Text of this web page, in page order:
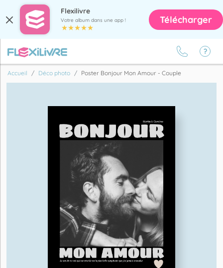
Flexilivre
Votre album dans une app ! Télécharger
Accueil Déco photo Poster Bonjour Mon Amour - Couple